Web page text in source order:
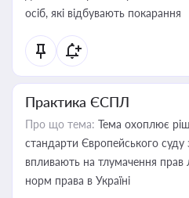
осіб, які відбувають покарання
Практика ЄСПЛ
Про що тема: Тема охоплює
стандарти Європейського суду
впливають на тлумачення прав
норм права в Україні